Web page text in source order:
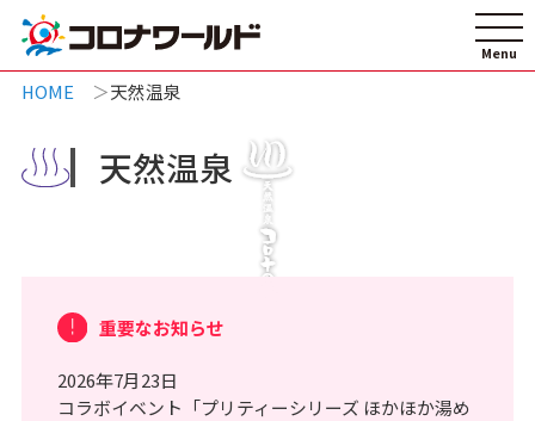
HOME 天然温泉
天然温泉
重要なお知らせ
2026年7月23日
コラボイベント「プリティーシリーズ ほかほか湯め